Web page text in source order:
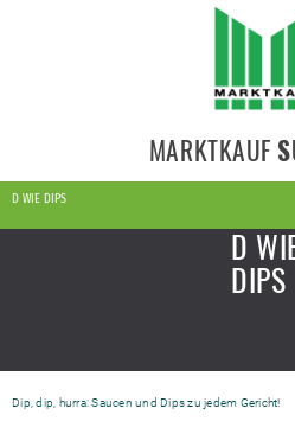
MARKTKAUF
D WIE DIPS
D
DIPS
Dip, dip, hurra: Saucen und Dips zu jedem Gericht!